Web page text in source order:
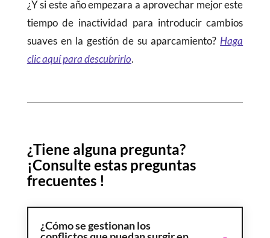
¿Y si este año empezara a aprovechar mejor este
tiempo de inactividad para introducir cambios
suaves en la gestión de su aparcamiento? Haga
clic aquí para descubrirlo.
¿Tiene alguna pregunta?
¡Consulte estas preguntas
frecuentes !
¿Cómo se gestionan los